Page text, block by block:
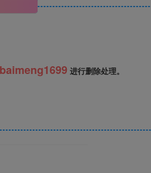
baimeng1699 进行删除处理。